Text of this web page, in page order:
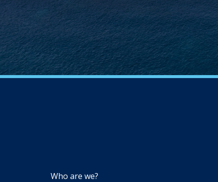
NAVIGATION
Who are we?